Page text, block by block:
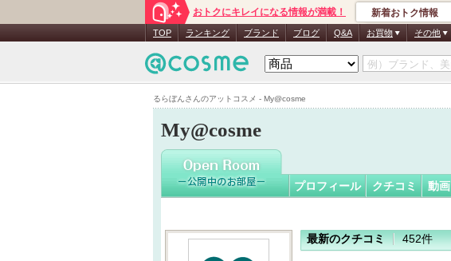
るらぼんさんのアットコスメ - My@cosme
おトクにキレイになる情報が満載！ 新着おトク情報
TOP ランキング ブランド ブログ Q&A お買物 その他
My@cosme
るらぼんさん
プロフィール クチコミ 動画
最新のクチコミ 452件